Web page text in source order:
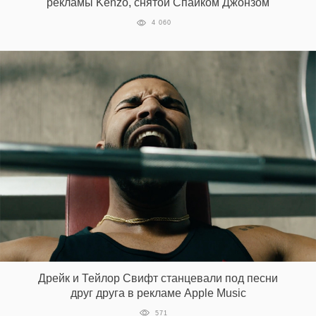
рекламы Kenzo, снятой Спайком Джонзом
4 060
Дрейк и Тейлор Свифт станцевали под песни
друг друга в рекламе Apple Music
571